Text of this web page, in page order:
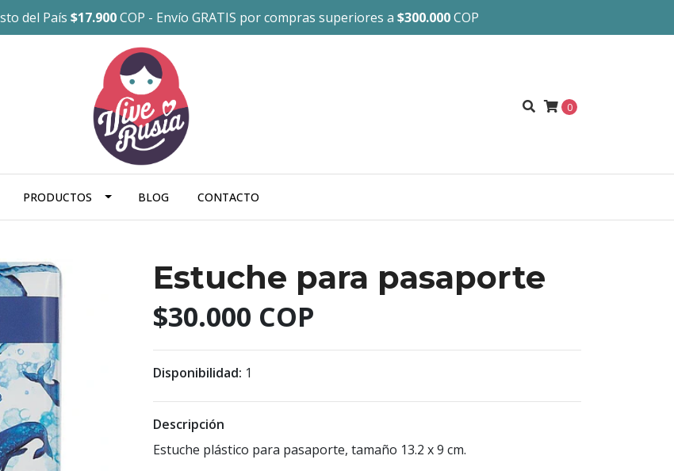
del País $17.900COP - Envío GRATIS por compras superiores a $300.000COP
0
PRODUCTOS BLOG CONTACTO
Estuche para pasaporte
$30.000 COP
Disponibilidad: 1
Descripción
Estuche plástico para pasaporte, tamaño 13.2 x 9 cm.